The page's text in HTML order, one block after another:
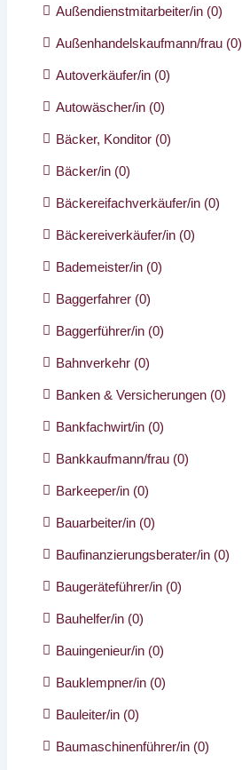
Außendienstmitarbeiter/in (0)
Außenhandelskaufmann/frau (0)
Autoverkäufer/in (0)
Autowäscher/in (0)
Bäcker, Konditor (0)
Bäcker/in (0)
Bäckereifachverkäufer/in (0)
Bäckereiverkäufer/in (0)
Bademeister/in (0)
Baggerfahrer (0)
Baggerführer/in (0)
Bahnverkehr (0)
Banken & Versicherungen (0)
Bankfachwirt/in (0)
Bankkaufmann/frau (0)
Barkeeper/in (0)
Bauarbeiter/in (0)
Baufinanzierungsberater/in (0)
Baugeräteführer/in (0)
Bauhelfer/in (0)
Bauingenieur/in (0)
Bauklempner/in (0)
Bauleiter/in (0)
Baumaschinenführer/in (0)